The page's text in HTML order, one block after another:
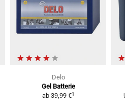
Delo
Gel Batterie
ab 39,99 €1